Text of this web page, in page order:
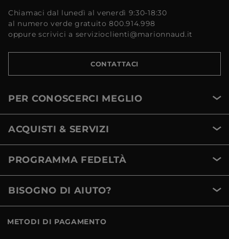
Chiamaci dal lunedì al venerdì 9:30-18:30
al numero verde gratuito 800.914.998
oppure scrivici a servizioclienti@marionnaud.it
CONTATTACI
PER CONOSCERCI MEGLIO
ACQUISTI & SERVIZI
PROGRAMMA FEDELTÀ
BISOGNO DI AIUTO?
METODI DI PAGAMENTO